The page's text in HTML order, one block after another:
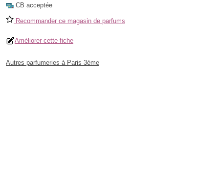
CB acceptée
Recommander ce magasin de parfums
Améliorer cette fiche
Autres parfumeries à Paris 3ème